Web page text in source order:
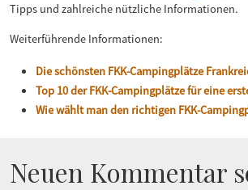
Tipps und zahlreiche nützliche Informationen.
Weiterführende Informationen:
Die schönsten FKK-Campingplätze
Top 10 der FKK-Campingplätze für eine
Wie wählt man den richtigen FKK-
Neuen Kommentar